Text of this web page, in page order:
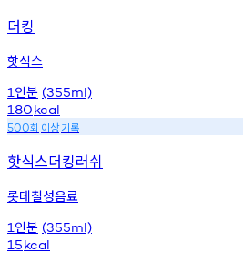
더킹
핫식스
1 인분 (355ml)
180kcal
500회 이상기록
핫식스더킹러쉬
롯데칠성음료
1 인분 (355ml)
15kcal